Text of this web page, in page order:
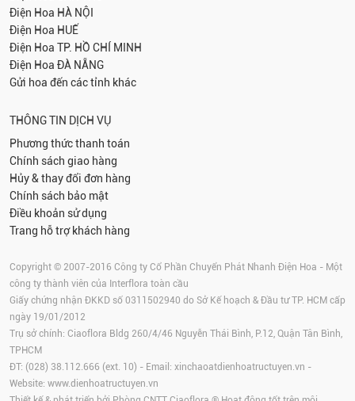
Điện Hoa HÀ NỘI
Điện Hoa HUẾ
Điện Hoa TP. HỒ CHÍ MINH
Điện Hoa ĐÀ NẴNG
Gửi hoa đến các tỉnh khác
THÔNG TIN DỊCH VỤ
Phương thức thanh toán
Chính sách giao hàng
Hủy & thay đổi đơn hàng
Chính sách bảo mật
Điều khoản sử dụng
Trang hỗ trợ khách hàng
Copyright © 2007-2016 Công ty Cổ Phần Chuyển Phát Nhanh Điện Hoa - Một
công ty thành viên của Interflora toàn cầu
Giấy chứng nhận ĐKKD số 0311502940 do Sở Kế hoạch & Đầu tư TP. HCM cấp
ngày 19/01/2012
Trụ sở chính: Ciaoflora Bldg 260/4/46 Nguyễn Thái Bình, P.12, Quận Tân Bình,
TPHCM
ĐT: (028) 38.112.666 (ext. 10) - Email: xinchaoatdienhoatructuyen.vn -
Website: www.dienhoatructuyen.vn